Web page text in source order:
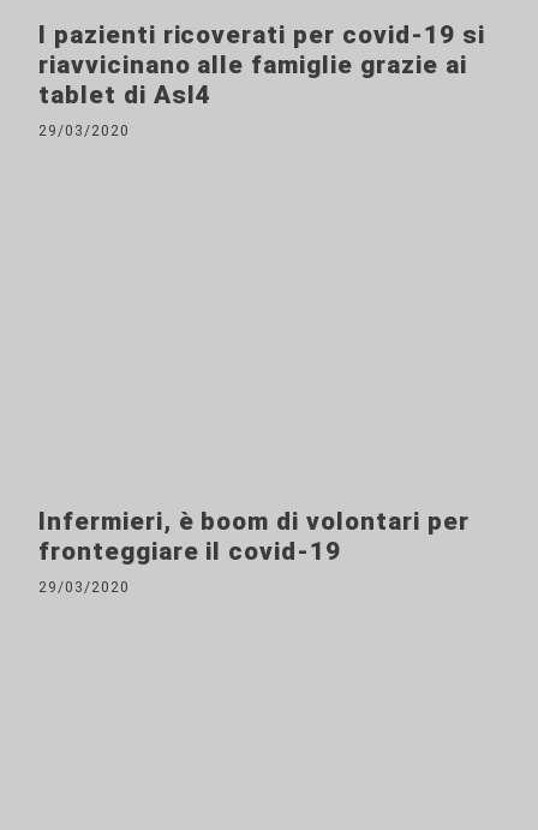
I pazienti ricoverati per covid-19 si
riavvicinano alle famiglie grazie ai
tablet di Asl4
29/03/2020
Infermieri, è boom di volontari per
fronteggiare il covid-19
29/03/2020